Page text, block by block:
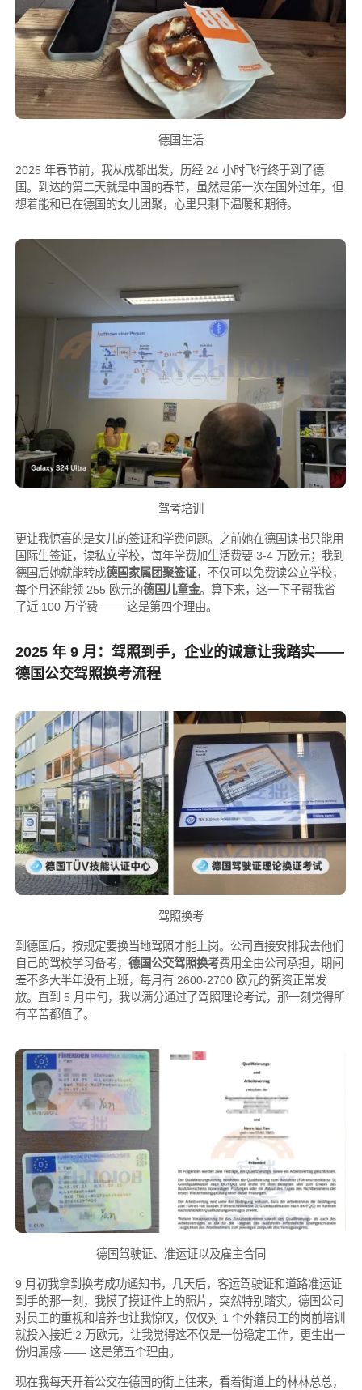
德国生活
2025 年春节前，我从成都出发，历经 24 小时飞行终于到了德
国。到达的第二天就是中国的春节，虽然是第一次在国外过年，但
想着能和已在德国的女儿团聚，心里只剩下温暖和期待。
驾考培训
更让我惊喜的是女儿的签证和学费问题。之前她在德国读书只能用
国际生签证，读私立学校，每年学费加生活费要 3-4 万欧元；我到
德国后她就能转成德国家属团聚签证，不仅可以免费读公立学校，
每个月还能领 255 欧元的德国儿童金。算下来，这一下子帮我省
了近 100 万学费 —— 这是第四个理由。
2025 年 9 月：驾照到手，企业的诚意让我踏实——
德国公交驾照换考流程
驾照换考
到德国后，按规定要换当地驾照才能上岗。公司直接安排我去他们
自己的驾校学习备考，德国公交驾照换考费用全由公司承担，期间
差不多大半年没有上班，每月有 2600-2700 欧元的薪资正常发
放。直到 5 月中旬，我以满分通过了驾照理论考试，那一刻觉得所
有辛苦都值了。
德国驾驶证、准运证以及雇主合同
9 月初我拿到换考成功通知书，几天后，客运驾驶证和道路准运证
到手的那一刻，我摸了摸证件上的照片，突然特别踏实。德国公司
对员工的重视和培养也让我惊叹，仅仅对 1 个外籍员工的岗前培训
就投入接近 2 万欧元，让我觉得这不仅是一份稳定工作，更生出一
份归属感 —— 这是第五个理由。
现在我每天开着公交在德国的街上往来，看着街道上的林林总总，